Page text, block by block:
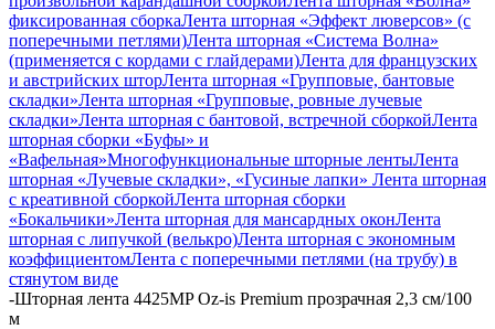
фиксированная сборкаЛента шторная «Эффект люверсов» (с
поперечными петлями)Лента шторная «Система Волна»
(применяется с кордами с глайдерами)Лента для французских
и австрийских шторЛента шторная «Групповые, бантовые
складки»Лента шторная «Групповые, ровные лучевые
складки»Лента шторная с бантовой, встречной сборкойЛента
шторная сборки «Буфы» и
«Вафельная»Многофункциональные шторные лентыЛента
шторная «Лучевые складки», «Гусиные лапки» Лента шторная
с креативной сборкойЛента шторная сборки
«Бокальчики»Лента шторная для мансардных оконЛента
шторная с липучкой (велькро)Лента шторная с экономным
коэффициентомЛента с поперечными петлями (на трубу) в
стянутом виде
-Шторная лента 4425MP Oz-is Premium прозрачная 2,3 см/100
м